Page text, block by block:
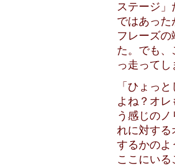
ステージ
ではあっ
フレーズ
た。でも
っ走って
「ひょっ
よね？オ
う感じの
れに対する
するかのよ
ここにい